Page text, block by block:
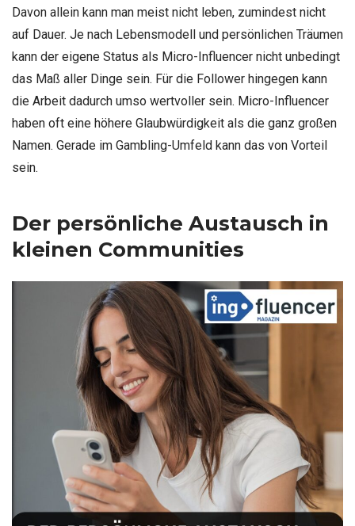
Davon allein kann man meist nicht leben, zumindest nicht
auf Dauer. Je nach Lebensmodell und persönlichen Träumen
kann der eigene Status als Micro-Influencer nicht unbedingt
das Maß aller Dinge sein. Für die Follower hingegen kann
die Arbeit dadurch umso wertvoller sein. Micro-Influencer
haben oft eine höhere Glaubwürdigkeit als die ganz großen
Namen. Gerade im Gambling-Umfeld kann das von Vorteil
sein.
Der persönliche Austausch in
kleinen Communities